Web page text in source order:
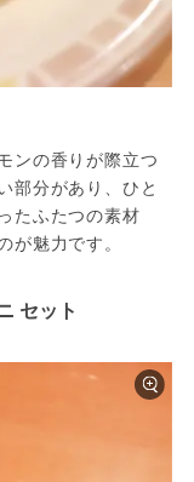
ンの香りが際立つ
部分があり、ひと
たふたつの素材
魅力です。
セット